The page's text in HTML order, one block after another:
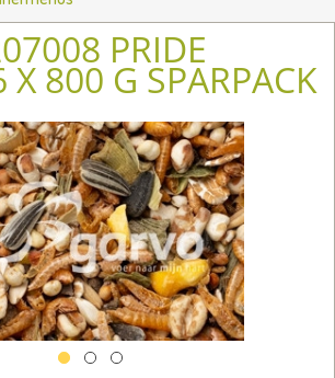
PRIDE
X 800 G SPARPACK